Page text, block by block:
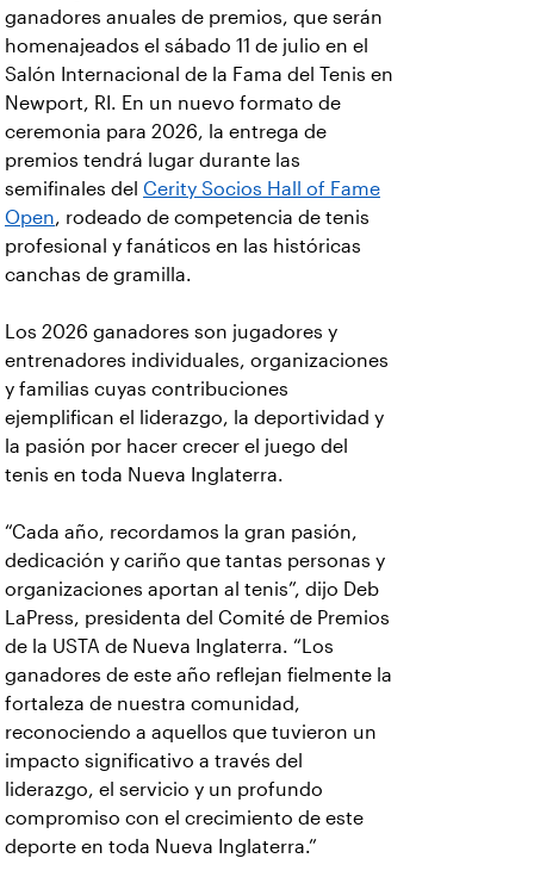
ganadores anuales de premios, que serán
homenajeados el sábado 11 de julio en el
Salón Internacional de la Fama del Tenis en
Newport, RI. En un nuevo formato de
ceremonia para 2026, la entrega de
premios tendrá lugar durante las
semifinales del Cerity Socios Hall of Fame
Open, rodeado de competencia de tenis
profesional y fanáticos en las históricas
canchas de gramilla.
Los 2026 ganadores son jugadores y
entrenadores individuales, organizaciones
y familias cuyas contribuciones
ejemplifican el liderazgo, la deportividad y
la pasión por hacer crecer el juego del
tenis en toda Nueva Inglaterra.
“Cada año, recordamos la gran pasión,
dedicación y cariño que tantas personas y
organizaciones aportan al tenis”, dijo Deb
LaPress, presidenta del Comité de Premios
de la USTA de Nueva Inglaterra. “Los
ganadores de este año reflejan fielmente la
fortaleza de nuestra comunidad,
reconociendo a aquellos que tuvieron un
impacto significativo a través del
liderazgo, el servicio y un profundo
compromiso con el crecimiento de este
deporte en toda Nueva Inglaterra.”